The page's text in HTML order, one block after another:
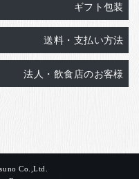
ギフト包装
送料・支払い方法
法人・飲食店のお客様
Co.,Ltd.